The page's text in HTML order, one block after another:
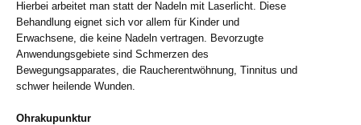
Hierbei arbeitet man statt der Nadeln mit Laserlicht. Diese
Behandlung eignet sich vor allem für Kinder und
Erwachsene, die keine Nadeln vertragen. Bevorzugte
Anwendungsgebiete sind Schmerzen des
Bewegungsapparates, die Raucherentwöhnung, Tinnitus und
schwer heilende Wunden.
Ohrakupunktur